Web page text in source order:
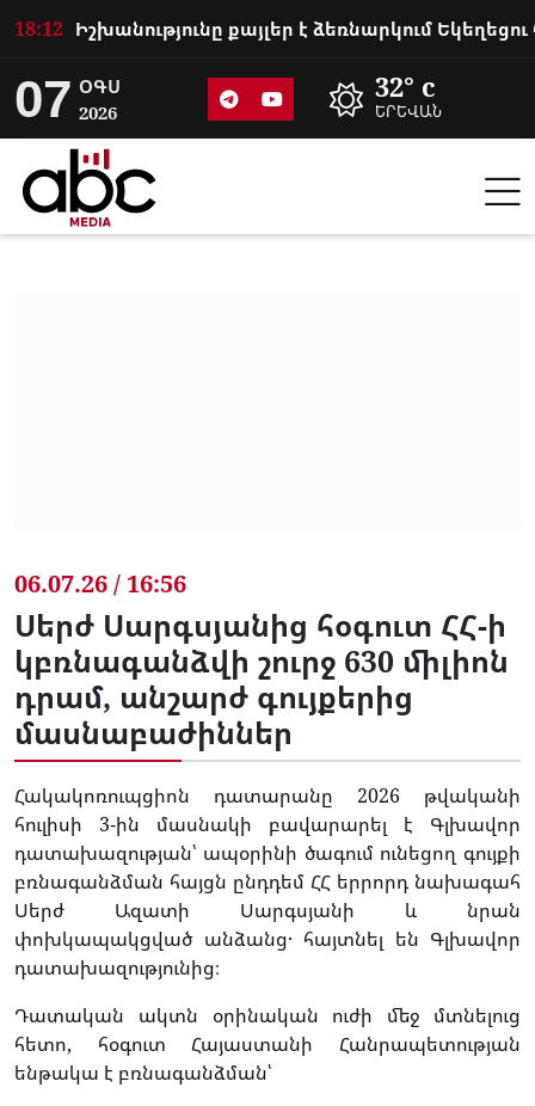
18:12
07 ՕԳՍ
2026
32° c
ԵՐԵՎԱՆ
06.07.26 / 16:56
Սերժ Սարգսյանից հօգուտ ՀՀ-ի
կբռնագանձվի շուրջ 630 միլիոն
դրամ, անշարժ գույքերից
մասնաբաժիններ
Հակակոռուպցիոն դատարանը 2026 թվականի
հուլիսի 3-ին մասնակի բավարարել է Գլխավոր
դատախազության՝ ապօրինի ծագում ունեցող գույքի
բռնագանձման հայցն ընդդեմ ՀՀ երրորդ նախագահ
Սերժ Ազատի Սարգսյանի և նրան
փոխկապակցված անձանց․ հայտնել են Գլխավոր
դատախազությունից։
Դատական ակտն օրինական ուժի մեջ մտնելուց
հետո, հօգուտ Հայաստանի Հանրապետության
ենթակա է բռնագանձման՝